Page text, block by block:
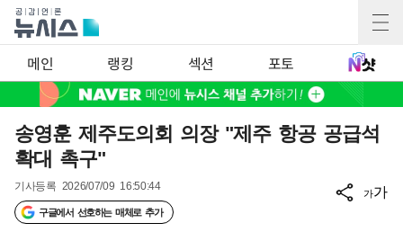
메인 랭킹 섹션 포토
송영훈 제주도의회 의장 "제주 항공 공급석
확대 촉구"
기사등록 2026/07/09 16:50:44
구글에서 선호하는 매체로 추가
가가